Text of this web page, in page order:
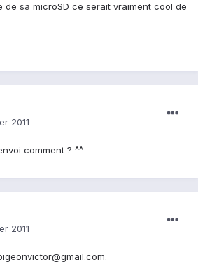
de sa microSD ce serait vraiment cool de
2011
comment ? ^^
2011